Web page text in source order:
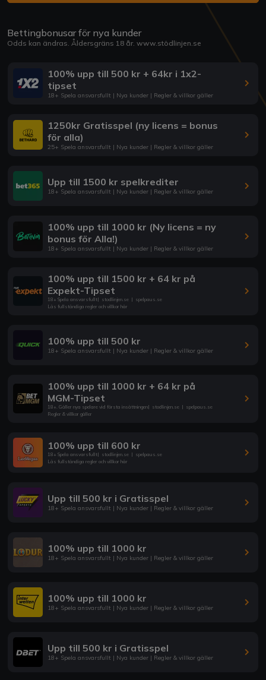
Bettingbonusar för nya kunder
Odds kan ändras. Åldersgräns 18 år. www.stödlinjen.se
100% upp till 500 kr + 64kr i 1x2-
tipset
18+ Spela ansvarsfullt | Nya kunder | Regler & villkor gäller
1250kr Gratisspel (ny licens = bonus
för alla)
25+ Spela ansvarsfullt | Nya kunder | Regler & villkor gäller
Upp till 1500 kr spelkrediter
18+ Spela ansvarsfullt | Nya kunder | Regler & villkor gäller
100% upp till 1000 kr (Ny licens = ny
bonus för Alla!)
18+ Spela ansvarsfullt | Nya kunder | Regler & villkor gäller
100% upp till 1500 kr + 64 kr på
Expekt-Tipset
18+ Spela ansvarsfullt| stodlinjen.se | spelpaus.se
Läs fullständiga regler och villkor här
100% upp till 500 kr
18+ Spela ansvarsfullt | Nya kunder | Regler & villkor gäller
100% upp till 1000 kr + 64 kr på
MGM-Tipset
18+. Gäller nya spelare vid första insättningen| stodlinjen.se | spelpaus.se
Regler & villkor gäller
100% upp till 600 kr
18+ Spela ansvarsfullt| stodlinjen.se | spelpaus.se
Läs fullständiga regler och villkor här
Upp till 500 kr i Gratisspel
18+ Spela ansvarsfullt | Nya kunder | Regler & villkor gäller
100% upp till 1000 kr
18+ Spela ansvarsfullt | Nya kunder | Regler & villkor gäller
100% upp till 1000 kr
18+ Spela ansvarsfullt | Nya kunder | Regler & villkor gäller
Upp till 500 kr i Gratisspel
18+ Spela ansvarsfullt | Nya kunder | Regler & villkor gäller